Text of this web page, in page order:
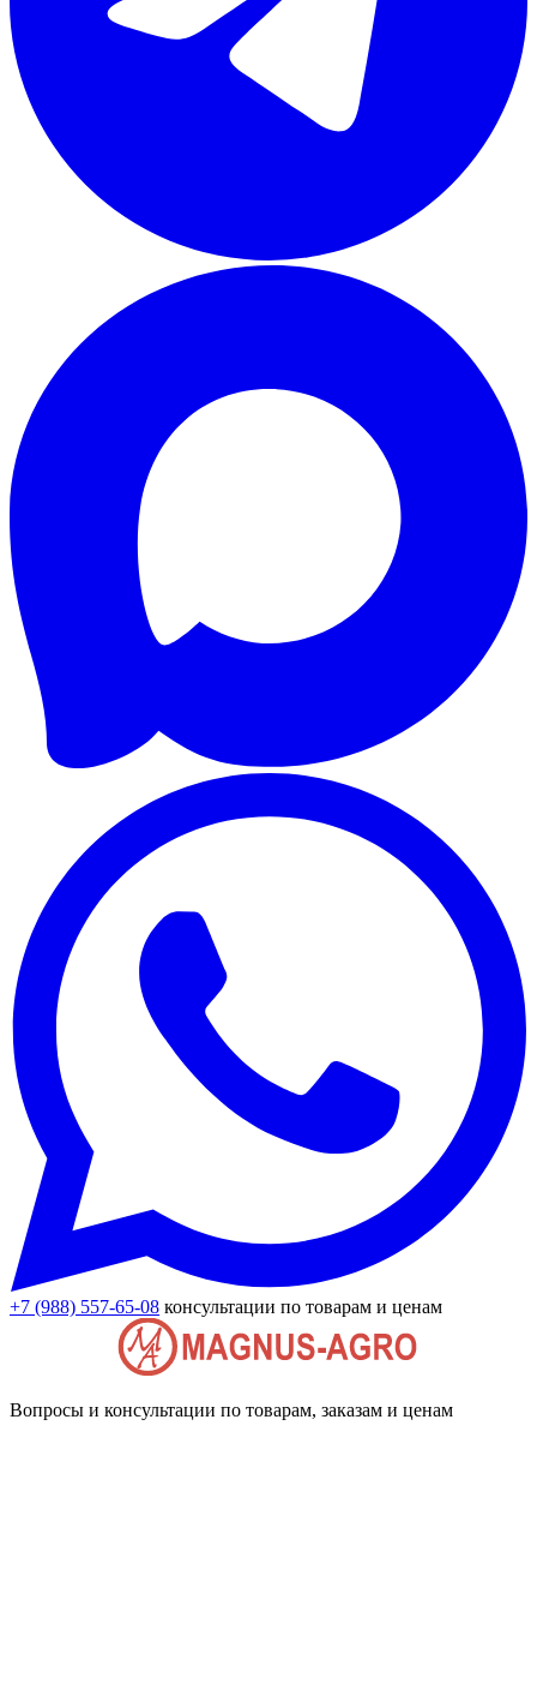
+7 (988) 557-65-08 консультации по товарам и ценам
Вопросы и консультации по товарам, заказам и ценам